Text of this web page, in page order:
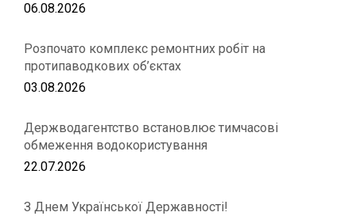
06.08.2026
Розпочато комплекс ремонтних робіт на
протипаводкових об’єктах
03.08.2026
Держводагентство встановлює тимчасові
обмеження водокористування
22.07.2026
З Днем Української Державності!